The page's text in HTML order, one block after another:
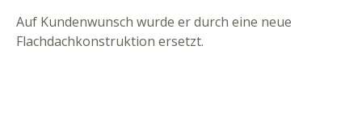
Auf Kundenwunsch wurde er durch eine neue
Flachdachkonstruktion ersetzt.